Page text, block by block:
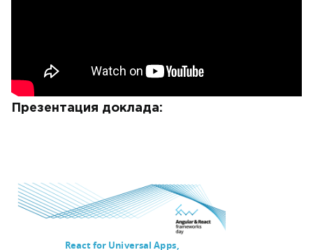
Презентация доклада: